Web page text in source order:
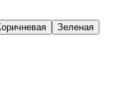
Зеленая